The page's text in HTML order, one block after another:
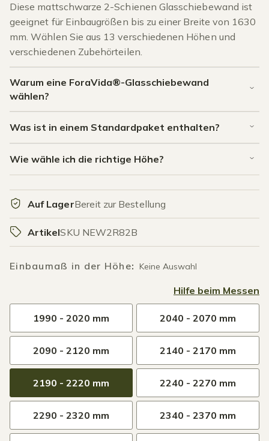
Diese mattschwarze 2-Schienen Glasschiebewand ist
geeignet für Einbaugrößen bis zu einer Breite von 1630
mm. Wählen Sie aus 13 verschiedenen Höhen und
verschiedenen Zubehörteilen.
Warum eine ForaVida®-Glasschiebewand
wählen?
Was ist in einem Standardpaket enthalten?
Wie wähle ich die richtige Höhe?
Auf LagerBereit zur Bestellung
ArtikelSKU NEW2R82B
Einbaumaß in der Höhe: Keine Auswahl
Hilfe beim Messen
1990 - 2020 mm 2040 - 2070 mm
2090 - 2120 mm 2140 - 2170 mm
2190 - 2220 mm 2240 - 2270 mm
2290 - 2320 mm 2340 - 2370 mm